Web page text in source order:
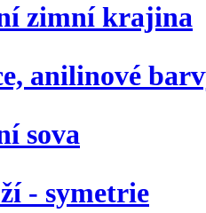
zimní krajina
anilinové
sova
- symetrie